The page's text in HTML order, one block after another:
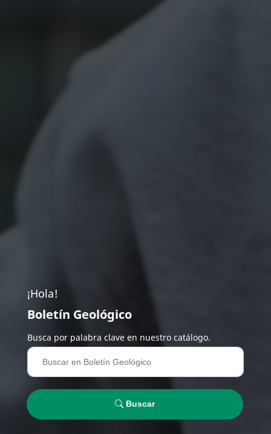
¡Hola!
Boletín Geológico
Busca por palabra clave en nuestro catálogo.
Buscar